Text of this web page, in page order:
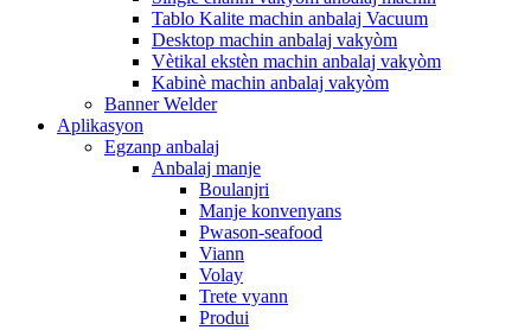
Tablo Kalite machin anbalaj Vacuum
Desktop machin anbalaj vakyòm
Vètikal ekstèn machin anbalaj vakyòm
Kabinè machin anbalaj vakyòm
Banner Welder
Aplikasyon
Egzanp anbalaj
Anbalaj manje
Boulanjri
Manje konvenyans
Pwason-seafood
Viann
Volay
Trete vyann
Produi